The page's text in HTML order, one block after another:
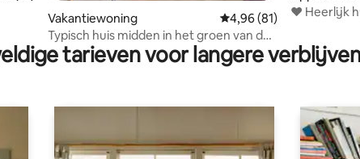
Vakantiewoning Gemiddelde
4,96 (81)
Typisch huis midden in het groen van de
heuvels van Pavia
♥ Heerlijk
tarieven voor langere